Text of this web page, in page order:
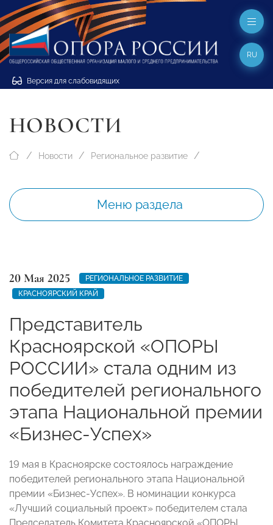
Версия для слабовидящих
RU
НОВОСТИ
Новости Региональное развитие
Меню раздела
20 Мая 2025
РЕГИОНАЛЬНОЕ РАЗВИТИЕ
КРАСНОЯРСКИЙ КРАЙ
Представитель
Красноярской «ОПОРЫ
РОССИИ» стала одним из
победителей регионального
этапа Национальной премии
«Бизнес-Успех»
19 мая в Красноярске состоялось награждение
победителей регионального этапа Национальной
премии «Бизнес-Успех». В номинации конкурса
«Лучший социальный проект» победителем стала